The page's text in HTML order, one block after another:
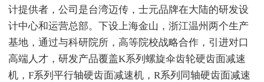
计提供者，公司是台湾迈传，士元品牌在大陆的研发设
计中心和运营总部。下设上海金山，浙江温州两个生产
基地，通过与科研院所，高等院校战略合作，引进对口
高端人才，研发产品覆盖K系列螺旋伞齿轮硬齿面减速
机，F系列平行轴硬齿面减速机，R系列同轴硬齿面减速